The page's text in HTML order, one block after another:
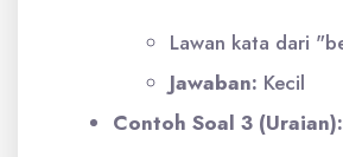
Lawan kata dari
Jawaban: Kecil
Contoh Soal 3 (Uraian):